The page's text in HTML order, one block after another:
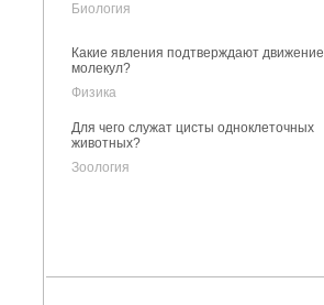
Биология
Какие явления подтверждают движение
молекул?
Физика
Для чего служат цисты одноклеточных
животных?
Зоология